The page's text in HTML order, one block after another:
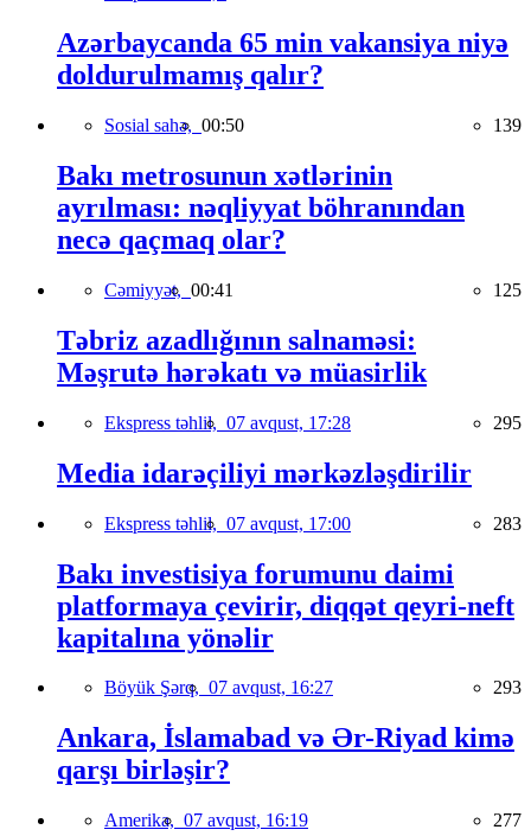
Azərbaycanda 65 min vakansiya niyə
doldurulmamış qalır?
Sosial sahə, 00:50 139
Bakı metrosunun xətlərinin
ayrılması: nəqliyyat böhranından
necə qaçmaq olar?
Cəmiyyət, 00:41 125
Təbriz azadlığının salnaməsi:
Məşrutə hərəkatı və müasirlik
Ekspress təhlil, 07 avqust, 17:28 295
Media idarəçiliyi mərkəzləşdirilir
Ekspress təhlil, 07 avqust, 17:00 283
Bakı investisiya forumunu daimi
platformaya çevirir, diqqət qeyri-neft
kapitalına yönəlir
Böyük Şərq, 07 avqust, 16:27 293
Ankara, İslamabad və Ər-Riyad kimə
qarşı birləşir?
Amerika, 07 avqust, 16:19 277